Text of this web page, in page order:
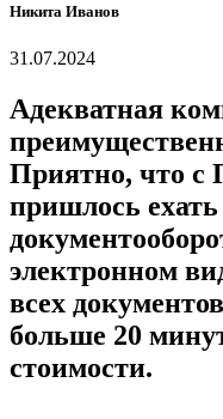
Никита Иванов
31.07.2024
Адекватная
Приятно, что с
пришлось
электронном
всех
больше 20
стоимости.